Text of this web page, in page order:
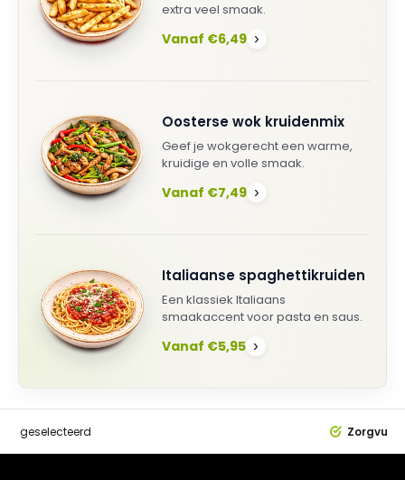
extra veel smaak.
Vanaf €6,49 ›
Oosterse wok kruidenmix
Geef je wokgerecht een warme,
kruidige en volle smaak.
Vanaf €7,49 ›
Italiaanse spaghettikruiden
Een klassiek Italiaans
smaakaccent voor pasta en saus.
Vanaf €5,95 ›
geselecteerd